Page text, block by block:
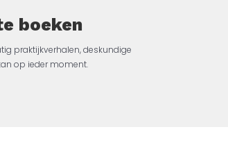
boeken
praktijkverhalen, deskundige
op ieder moment.